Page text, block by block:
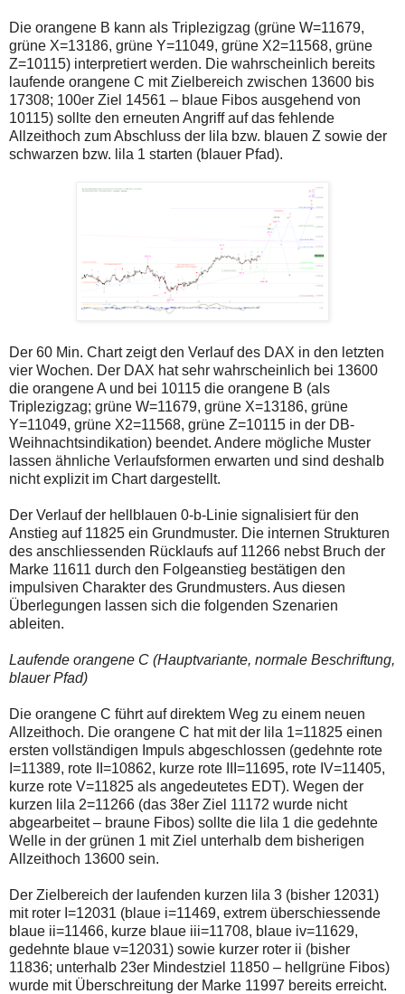
sind
die
Post
auch
auf
der
Plattform
wallstreet-
online.de
Die orangene B kann als Triplezigzag (grüne W=11679,
grüne X=13186, grüne Y=11049, grüne X2=11568, grüne
Z=10115) interpretiert werden. Die wahrscheinlich bereits
laufende orangene C mit Zielbereich zwischen 13600 bis
17308; 100er Ziel 14561 – blaue Fibos ausgehend von
10115) sollte den erneuten Angriff auf das fehlende
Allzeithoch zum Abschluss der lila bzw. blauen Z sowie der
schwarzen bzw. lila 1 starten (blauer Pfad).
Der 60 Min. Chart zeigt den Verlauf des DAX in den letzten
vier Wochen. Der DAX hat sehr wahrscheinlich bei 13600
die orangene A und bei 10115 die orangene B (als
Triplezigzag; grüne W=11679, grüne X=13186, grüne
Y=11049, grüne X2=11568, grüne Z=10115 in der DB-
Weihnachtsindikation) beendet. Andere mögliche Muster
lassen ähnliche Verlaufsformen erwarten und sind deshalb
nicht explizit im Chart dargestellt.
Der Verlauf der hellblauen 0-b-Linie signalisiert für den
Anstieg auf 11825 ein Grundmuster. Die internen Strukturen
des anschliessenden Rücklaufs auf 11266 nebst Bruch der
Marke 11611 durch den Folgeanstieg bestätigen den
impulsiven Charakter des Grundmusters. Aus diesen
Überlegungen lassen sich die folgenden Szenarien
ableiten.
Laufende orangene C (Hauptvariante, normale Beschriftung,
blauer Pfad)
Die orangene C führt auf direktem Weg zu einem neuen
Allzeithoch. Die orangene C hat mit der lila 1=11825 einen
ersten vollständigen Impuls abgeschlossen (gedehnte rote
I=11389, rote II=10862, kurze rote III=11695, rote IV=11405,
kurze rote V=11825 als angedeutetes EDT). Wegen der
kurzen lila 2=11266 (das 38er Ziel 11172 wurde nicht
abgearbeitet – braune Fibos) sollte die lila 1 die gedehnte
Welle in der grünen 1 mit Ziel unterhalb dem bisherigen
Allzeithoch 13600 sein.
Der Zielbereich der laufenden kurzen lila 3 (bisher 12031)
mit roter I=12031 (blaue i=11469, extrem überschiessende
blaue ii=11466, kurze blaue iii=11708, blaue iv=11629,
gedehnte blaue v=12031) sowie kurzer roter ii (bisher
11836; unterhalb 23er Mindestziel 11850 – hellgrüne Fibos)
wurde mit Überschreitung der Marke 11997 bereits erreicht.